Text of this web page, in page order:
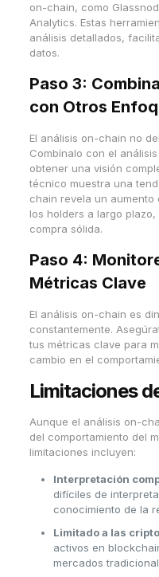
on-chain, como
Analytics. Estas
análisis detallados,
datos.
Paso 3:
con Otros
El análisis on-chain no
Combínalo con el
obtener una visión
técnico muestra una
chain revela un
los holders a largo
compra sólida.
Paso 4:
Métricas Clave
El análisis on-chain es
constantemente.
tus métricas clave para
cambio en el
Limitaciones
Aunque el análisis on-
del comportamiento del
limitaciones incluyen:
Interpretación
difíciles de
conocimiento de la
Limitado a las
activos en
mercados